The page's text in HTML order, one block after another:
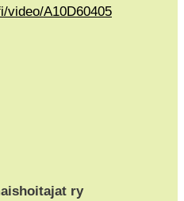
video/A10D60405
ry